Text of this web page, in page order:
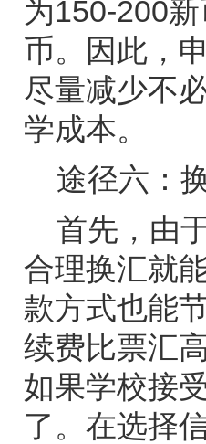
为150-200
币。因此，
尽量减少不
学成本。
途径六：
首先，由
合理换汇就
款方式也能
续费比票汇
如果学校接
了。在选择